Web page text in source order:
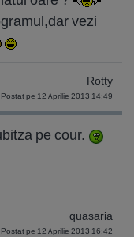
vezi
Rotty
Postat pe 12 Aprilie 2013 14:49
pe cour.
quasaria
Postat pe 12 Aprilie 2013 16:42